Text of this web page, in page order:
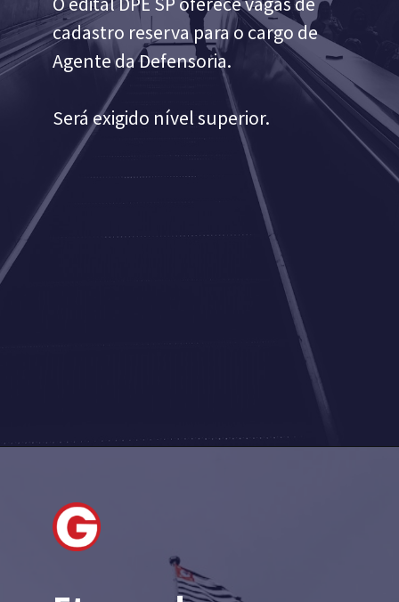
cadastro reserva para o cargo de
Agente da Defensoria.
Será exigido nível superior.